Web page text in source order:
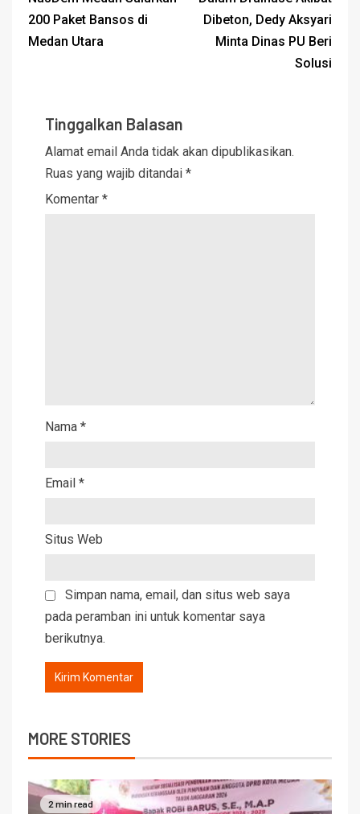
200 Paket Bansos di
Medan Utara
Dibeton, Dedy Aksyari
Minta Dinas PU Beri
Solusi
Tinggalkan Balasan
Alamat email Anda tidak akan dipublikasikan.
Ruas yang wajib ditandai *
Komentar *
Nama *
Email *
Situs Web
Simpan nama, email, dan situs web saya
pada peramban ini untuk komentar saya
berikutnya.
MORE STORIES
2 min read